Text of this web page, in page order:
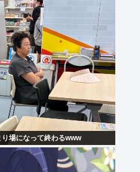
場になって終わるwww